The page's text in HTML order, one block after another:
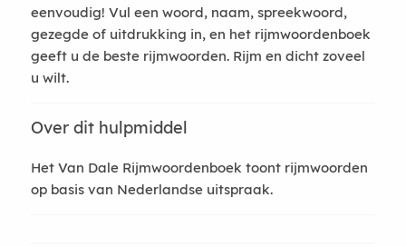
eenvoudig! Vul een woord, naam, spreekwoord,
gezegde of uitdrukking in, en het rijmwoordenboek
geeft u de beste rijmwoorden. Rijm en dicht zoveel
u wilt.
Over dit hulpmiddel
Het Van Dale Rijmwoordenboek toont rijmwoorden
op basis van Nederlandse uitspraak.